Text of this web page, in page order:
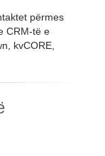
përmes
CRM-të e
kvCORE,